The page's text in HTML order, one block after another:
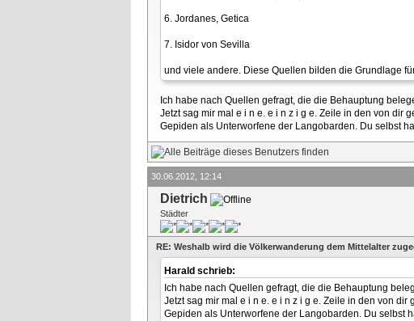
6. Jordanes, Getica
7. Isidor von Sevilla
und viele andere. Diese Quellen bilden die Grundlage
Ich habe nach Quellen gefragt, die die Behauptung
Jetzt sag mir mal e i n e. e i n z i g e. Zeile in den von dir
Gepiden als Unterworfene der Langobarden. Du selbst
30.06.2012, 12:14
Dietrich
Städter
RE: Weshalb wird die Völkerwanderung dem Mittelalter
Harald schrieb:
Ich habe nach Quellen gefragt, die die Behauptung
Jetzt sag mir mal e i n e. e i n z i g e. Zeile in den von
Gepiden als Unterworfene der Langobarden. Du selbst